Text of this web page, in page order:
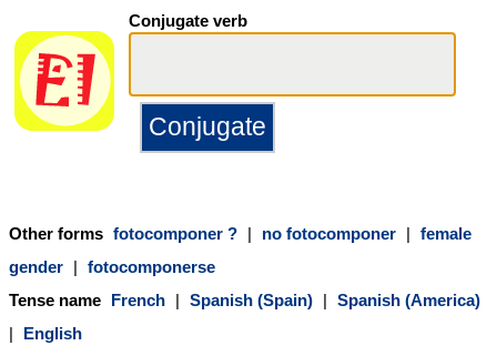
Conjugate verb
Other forms fotocomponer ? | no fotocomponer | female
gender | fotocomponerse
Tense name French | Spanish (Spain) | Spanish (America)
|
English